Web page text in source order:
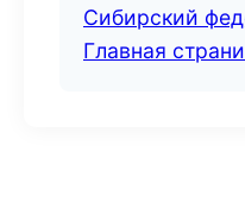
Сибирский
Главная